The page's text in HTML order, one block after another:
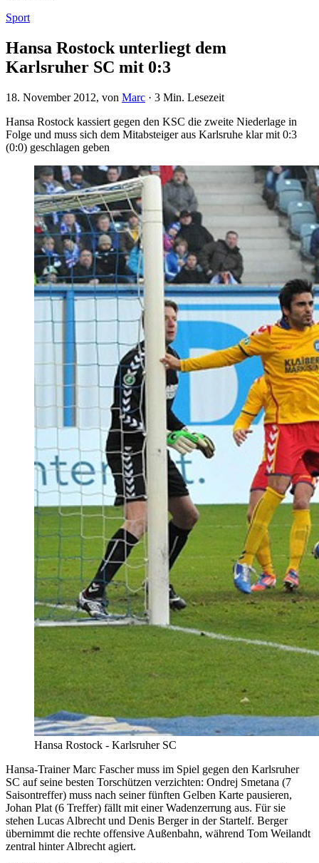
Sport
Hansa Rostock unterliegt dem
Karlsruher SC mit 0:3
18. November 2012, von Marc · 3 Min. Lesezeit
Hansa Rostock kassiert gegen den KSC die zweite Niederlage in
Folge und muss sich dem Mitabsteiger aus Karlsruhe klar mit 0:3
(0:0) geschlagen geben
Hansa Rostock - Karlsruher SC
Hansa-Trainer Marc Fascher muss im Spiel gegen den Karlsruher
SC auf seine besten Torschützen verzichten: Ondrej Smetana (7
Saisontreffer) muss nach seiner fünften Gelben Karte pausieren,
Johan Plat (6 Treffer) fällt mit einer Wadenzerrung aus. Für sie
stehen Lucas Albrecht und Denis Berger in der Startelf. Berger
übernimmt die rechte offensive Außenbahn, während Tom Weilandt
zentral hinter Albrecht agiert.